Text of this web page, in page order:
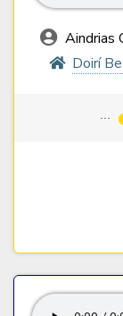
Aindrias
Doirí
···